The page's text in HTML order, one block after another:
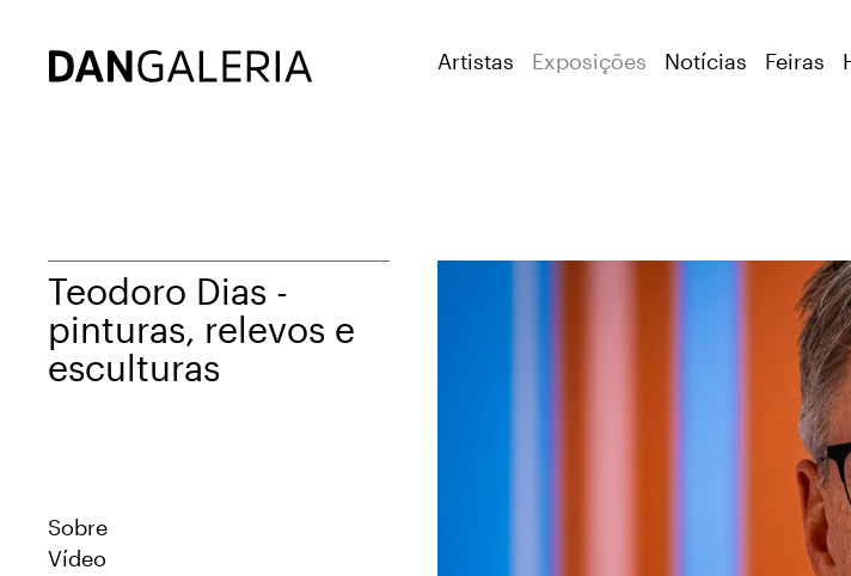
Artistas Exposições Notícias Feiras
Teodoro Dias -
pinturas, relevos e
esculturas
Sobre
Vídeo